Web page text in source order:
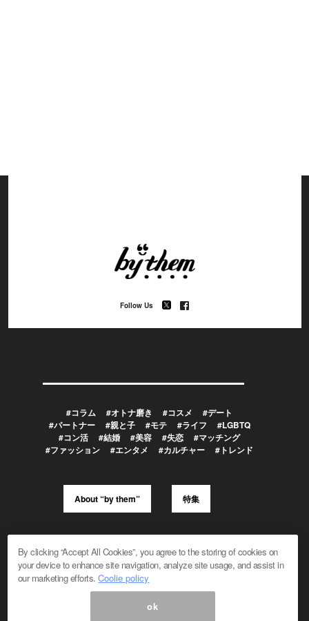
Follow Us
#コラム #オトナ磨き #コスメ
#デート
#パートナー
#親と子 #モテ #ライフ
#LGBTQ
#コン活
#結婚 #美容 #失恋
#マッチング
#ファッション
#エンタメ #カルチャー #トレンド
About “by them” 特集
編集部へのお問い合わせ
プレスリリース受付
メディア利用規約
By clicking “Accept All Cookies”, you agree to the storing of cookies on
your device to enhance site navigation, analyze site usage, and assist in
our marketing efforts.Coolie policy
ok